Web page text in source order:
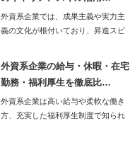
外資系企業では、成果主義や実力主
義の文化が根付いており、昇進スピ
外資系企業の給与・休暇・在宅
勤務・福利厚生を徹底比…
外資系企業は高い給与や柔軟な働き
方、充実した福利厚生制度で知られ